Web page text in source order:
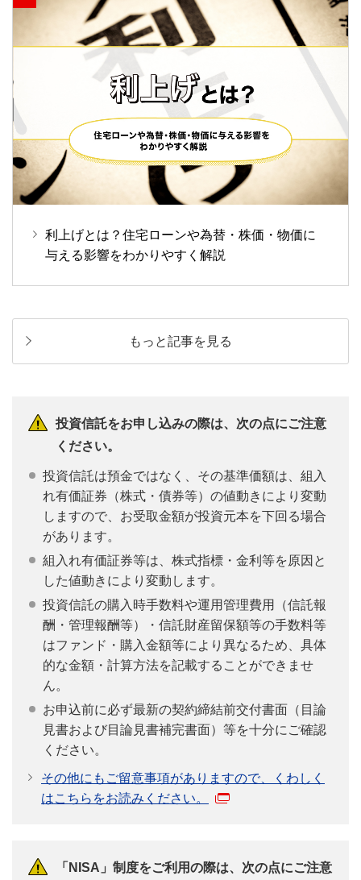
利上げとは？住宅ローンや為替・株価・物価に
与える影響をわかりやすく解説
もっと記事を見る
投資信託をお申し込みの際は、次の点にご注意
ください。
投資信託は預金ではなく、その基準価額は、組入
れ有価証券（株式・債券等）の値動きにより変動
しますので、お受取金額が投資元本を下回る場合
があります。
組入れ有価証券等は、株式指標・金利等を原因と
した値動きにより変動します。
投資信託の購入時手数料や運用管理費用（信託報
酬・管理報酬等）・信託財産留保額等の手数料等
はファンド・購入金額等により異なるため、具体
的な金額・計算方法を記載することができませ
ん。
お申込前に必ず最新の契約締結前交付書面（目論
見書および目論見書補完書面）等を十分にご確認
ください。
その他にもご留意事項がありますので、くわしく
はこちらをお読みください。
「NISA」制度をご利用の際は、次の点にご注意